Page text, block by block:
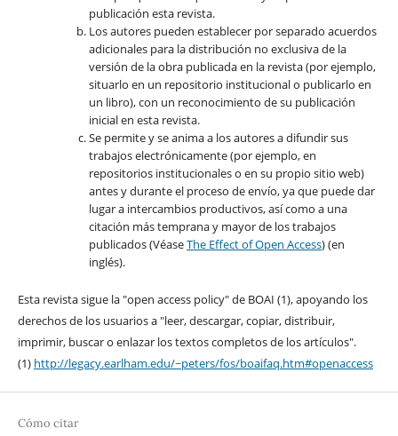
publicación esta revista.
Los autores pueden establecer por separado acuerdos
adicionales para la distribución no exclusiva de la
versión de la obra publicada en la revista (por ejemplo,
situarlo en un repositorio institucional o publicarlo en
un libro), con un reconocimiento de su publicación
inicial en esta revista.
Se permite y se anima a los autores a difundir sus
trabajos electrónicamente (por ejemplo, en
repositorios institucionales o en su propio sitio web)
antes y durante el proceso de envío, ya que puede dar
lugar a intercambios productivos, así como a una
citación más temprana y mayor de los trabajos
publicados (VéaseThe Effect of Open Access) (en
inglés).
Esta revista sigue la "open access policy" de BOAI (1), apoyando los
derechos de los usuarios a "leer, descargar, copiar, distribuir,
imprimir, buscar o enlazar los textos completos de los artículos".
(1) http://legacy.earlham.edu/~peters/fos/boaifaq.htm#openaccess
Cómo citar